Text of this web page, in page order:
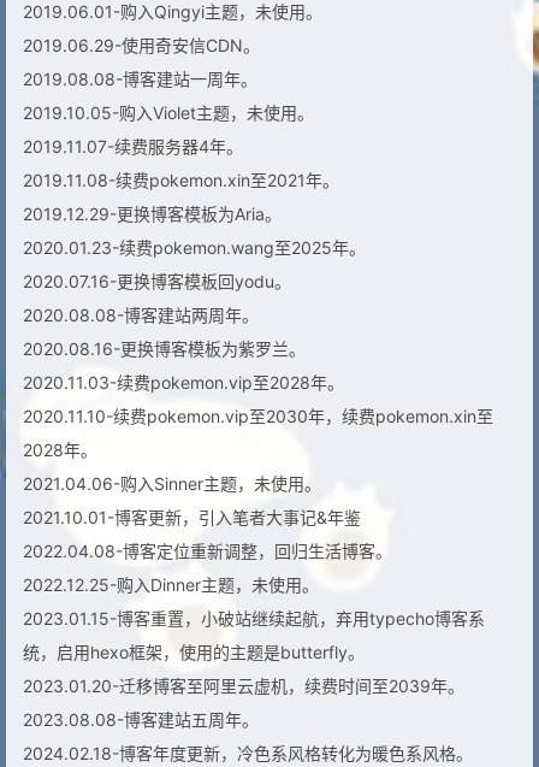
2019.06.01-购入Qingyi主题，未使用。
2019.06.29-使用奇安信CDN。
2019.08.08-博客建站一周年。
2019.10.05-购入Violet主题，未使用。
2019.11.07-续费服务器4年。
2019.11.08-续费pokemon.xin至2021年。
2019.12.29-更换博客模板为Aria。
2020.01.23-续费pokemon.wang至2025年。
2020.07.16-更换博客模板回yodu。
2020.08.08-博客建站两周年。
2020.08.16-更换博客模板为紫罗兰。
2020.11.03-续费pokemon.vip至2028年。
2020.11.10-续费pokemon.vip至2030年，续费pokemon.xin至
2028年。
2021.04.06-购入Sinner主题，未使用。
2021.10.01-博客更新，引入笔者大事记&年鉴
2022.04.08-博客定位重新调整，回归生活博客。
2022.12.25-购入Dinner主题，未使用。
2023.01.15-博客重置，小破站继续起航，弃用typecho博客系
统，启用hexo框架，使用的主题是butterfly。
2023.01.20-迁移博客至阿里云虚机，续费时间至2039年。
2023.08.08-博客建站五周年。
2024.02.18-博客年度更新，冷色系风格转化为暖色系风格。